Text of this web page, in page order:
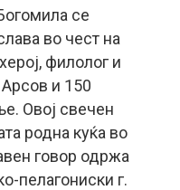
се
во чест на
филолог и
и 150
Овој свечен
родна куќа во
говор одржа
пелагониски г.